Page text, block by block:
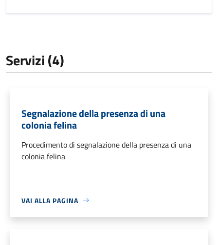
Servizi (4)
Segnalazione della presenza di una
colonia felina
Procedimento di segnalazione della presenza di una
colonia felina
VAI ALLA PAGINA